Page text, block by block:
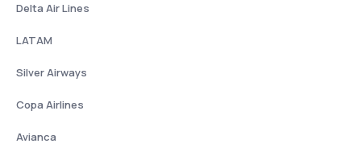
Delta Air Lines
LATAM
Silver Airways
Copa Airlines
Avianca